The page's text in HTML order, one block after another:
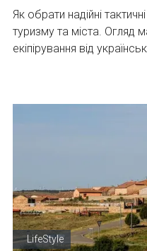
Як обрати надійні
туризму та міста. Огляд
екіпірування від
LifeStyle